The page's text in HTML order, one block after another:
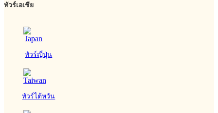
ทัวร์เอเชีย
ทัวร์ญี่ปุ่น
ทัวร์ไต้หวัน